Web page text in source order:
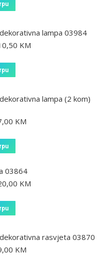
lampa 03984
KM
lampa (2 kom)
KM
03864
KM
rasvjeta 03870
KM